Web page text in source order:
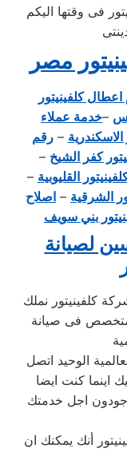
فى وقتها اليكم
مصر
اعطال كلفينيتور
–خدمة عملاء
الاسكندرية –رقم
كفر الشيخ –
القليوبية –
الشرقية – اصلاح
بني سويف
لصيانة
كلفينيتور نملك
فى صيانة
الوحيد اتصل
اينما كنت ايضا
اجل خدمتك
أنك يمكنك ان